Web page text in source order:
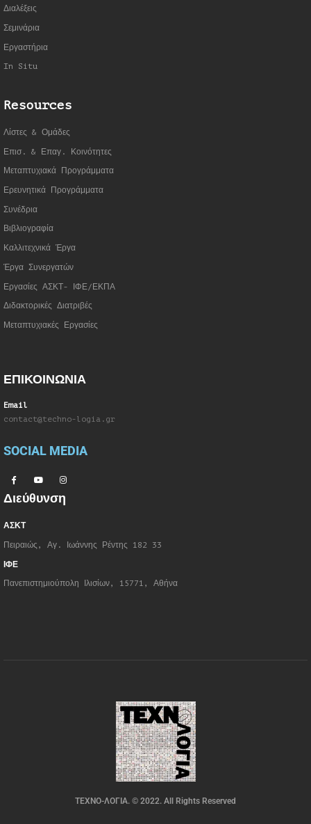
Διαλέξεις
Σεμινάρια
Εργαστήρια
In Situ
Resources
Λίστες & Ομάδες
Επισ. & Επαγ. Κοινότητες
Μεταπτυχιακά Προγράμματα
Ερευνητικά Προγράμματα
Συνέδρια
Βιβλιογραφία
Καλλιτεχνικά Έργα
Έργα Συνεργατών
Εργασίες ΑΣΚΤ- ΙΦΕ/ΕΚΠΑ
Διδακτορικές Διατριβές
Μεταπτυχιακές Εργασίες
ΕΠΙΚΟΙΝΩΝΙΑ
Email
contact@techno-logia.gr
SOCIAL MEDIA
Διεύθυνση
ΑΣΚΤ
Πειραιώς, Αγ. Ιωάννης Ρέντης 182 33
ΙΦΕ
Πανεπιστημιούπολη Ιλισίων, 15771, Αθήνα
ΤΕΧΝΟ-ΛΟΓΙΑ. © 2022. All Rights Reserved